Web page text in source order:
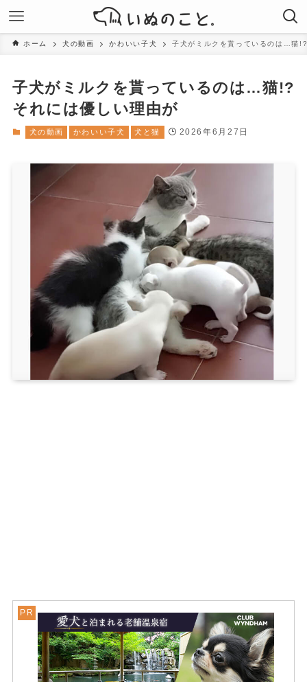
ホーム 犬の動画 かわいい子犬 子犬がミルクを貰っているのは…猫
子犬がミルクを貰っているのは…猫!?
それには優しい理由が
犬の動画 かわいい子犬 犬と猫 2026年6月27日